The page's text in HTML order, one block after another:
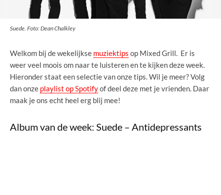
Suede. Foto: Dean Chalkley
Welkom bij de wekelijkse muziektips op Mixed Grill. Er is
weer veel moois om naar te luisteren en te kijken deze week.
Hieronder staat een selectie van onze tips. Wil je meer? Volg
dan onze playlist op Spotifyof deel deze met je vrienden. Daar
maak je ons echt heel erg blij mee!
Album van de week: Suede – Antidepressants